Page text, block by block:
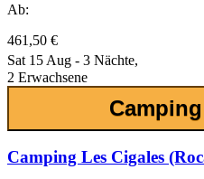
Ab:
461,50 €
Sat 15 Aug - 3 Nächte,
2 Erwachsene
Camping Les Cigales